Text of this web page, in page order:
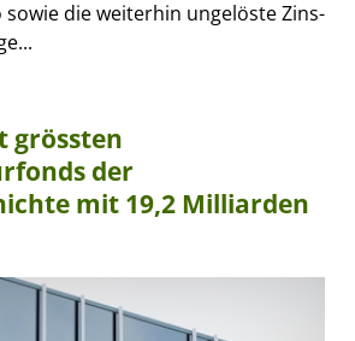
sowie die weiterhin ungelöste Zins-
grössten
der
mit 19,2 Milliarden